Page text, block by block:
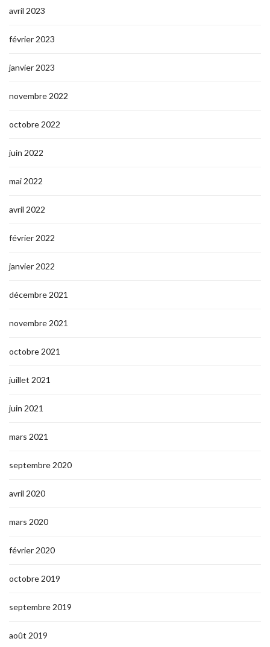
avril 2023
février 2023
janvier 2023
novembre 2022
octobre 2022
juin 2022
mai 2022
avril 2022
février 2022
janvier 2022
décembre 2021
novembre 2021
octobre 2021
juillet 2021
juin 2021
mars 2021
septembre 2020
avril 2020
mars 2020
février 2020
octobre 2019
septembre 2019
août 2019